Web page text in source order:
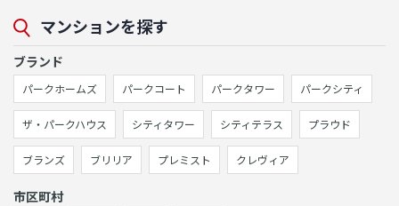
マンションを探す
ブランド
パークホームズ パークコート パークタワー パークシティ
ザ・パークハウス シティタワー シティテラス プラウド
ブランズ ブリリア プレミスト クレヴィア
市区町村